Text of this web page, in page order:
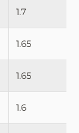
1.7
1.65
1.65
1.6